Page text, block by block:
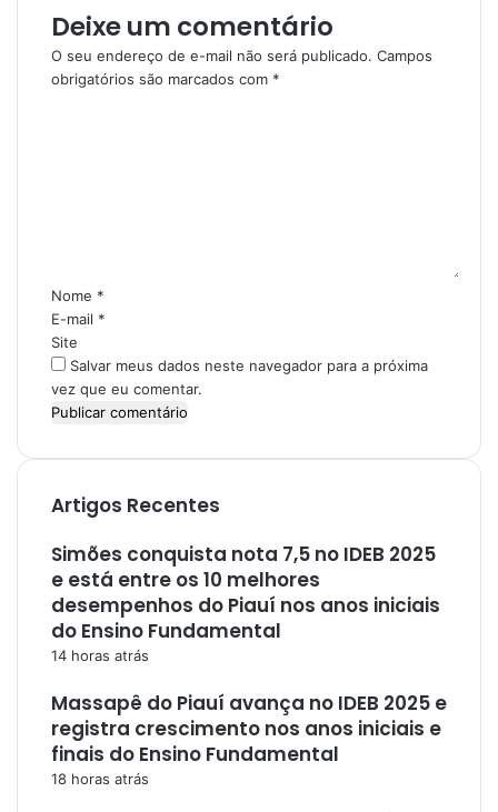
ç
o
d
Deixe um comentário
O seu endereço de e-mail não será publicado. Campos
obrigatórios são marcados com *
i
o
*
Nome *
E-mail *
Site
Salvar meus dados neste navegador para a próxima
vez que eu comentar.
Artigos Recentes
Simões conquista nota 7,5 no IDEB 2025
e está entre os 10 melhores
desempenhos do Piauí nos anos iniciais
do Ensino Fundamental
14 horas atrás
Massapê do Piauí avança no IDEB 2025 e
registra crescimento nos anos iniciais e
finais do Ensino Fundamental
18 horas atrás